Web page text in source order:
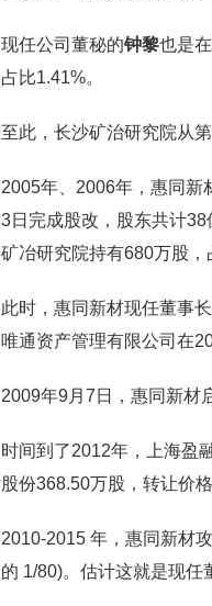
现任公司董秘的钟黎也是
占比1.41%。
至此，长沙矿治研究院从
2005年、2006年，惠同新
3日完成股改，股东共计
矿冶研究院持有680万股，
此时，惠同新材现任董事
唯通资产管理有限公司在
2009年9月7日，惠同新材
时间到了2012年，上海盈
股份368.50万股，转让价
2010-2015 年，惠同新材
的 1/80)。估计这就是现任